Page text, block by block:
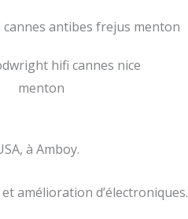
à Amboy.
amélioration d’électroniques.